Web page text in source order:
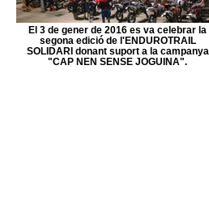
El 3 de gener de 2016 es va celebrar la
segona edició de l'ENDUROTRAIL
SOLIDARI donant suport a la campanya
"CAP NEN SENSE JOGUINA".